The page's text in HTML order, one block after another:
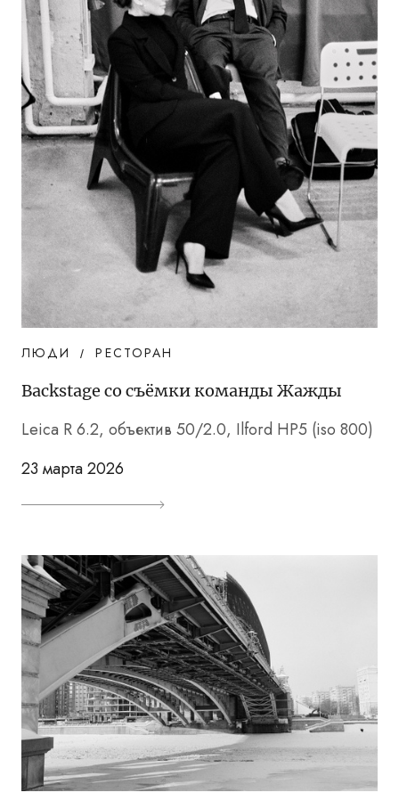
ЛЮДИ РЕСТОРАН
Backstage со съёмки команды Жажды
Leica R 6.2, объектив 50/2.0, Ilford HP5 (iso 800)
23 марта 2026